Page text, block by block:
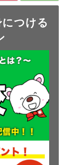
につける